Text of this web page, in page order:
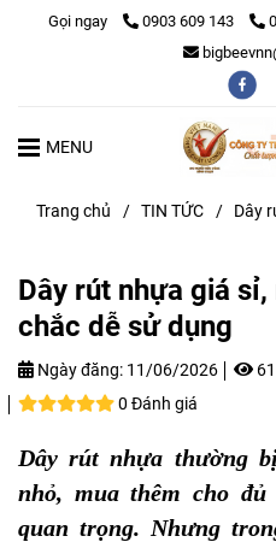
Gọi ngay 0903 609 143
MENU
Trang chủ / TIN TỨC / Dây
Dây rút nhựa giá
chắc dễ sử dụng
Ngày đăng: 11/06/2026
0 Đánh giá
Dây rút nhựa thường
nhỏ, mua thêm cho
quan trọng. Nhưng